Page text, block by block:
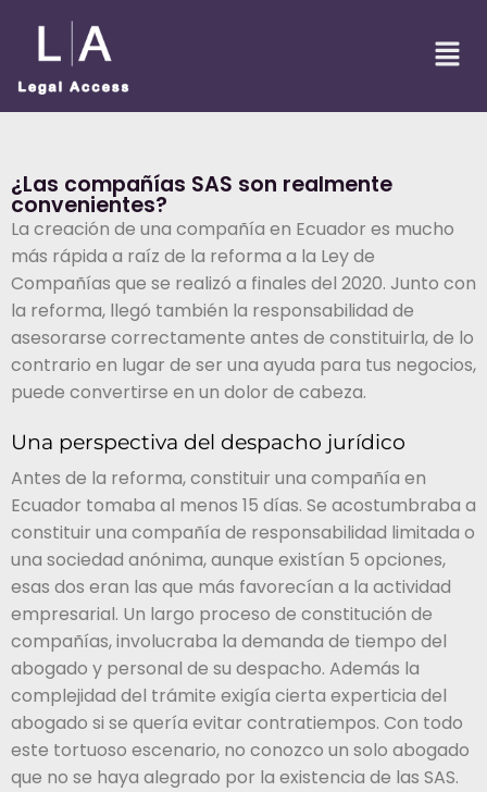
¿Las compañías SAS son realmente
convenientes?
La creación de una compañía en Ecuador es mucho
más rápida a raíz de la reforma a la Ley de
Compañías que se realizó a finales del 2020. Junto con
la reforma, llegó también la responsabilidad de
asesorarse correctamente antes de constituirla, de lo
contrario en lugar de ser una ayuda para tus negocios,
puede convertirse en un dolor de cabeza.
Una perspectiva del despacho jurídico
Antes de la reforma, constituir una compañía en
Ecuador tomaba al menos 15 días. Se acostumbraba a
constituir una compañía de responsabilidad limitada o
una sociedad anónima, aunque existían 5 opciones,
esas dos eran las que más favorecían a la actividad
empresarial. Un largo proceso de constitución de
compañías, involucraba la demanda de tiempo del
abogado y personal de su despacho. Además la
complejidad del trámite exigía cierta experticia del
abogado si se quería evitar contratiempos. Con todo
este tortuoso escenario, no conozco un solo abogado
que no se haya alegrado por la existencia de las SAS.